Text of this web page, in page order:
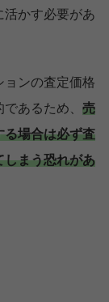
活かす必要があ
ョンの査定価格
あるため、 売
る場合は必ず査
しまう恐れがあ